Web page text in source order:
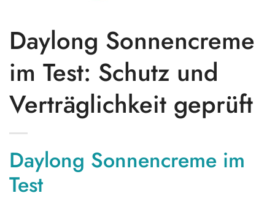
Daylong Sonnencreme
im Test: Schutz und
Verträglichkeit geprüft
Daylong Sonnencreme im
Test